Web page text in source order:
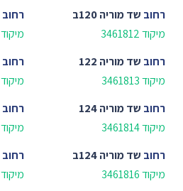
רחוב שד מוריה 120ב
מיקוד 3461812
רחוב
מיקוד 3461712
רחוב שד מוריה 122
מיקוד 3461813
רחוב
מיקוד 3461713
רחוב שד מוריה 124
מיקוד 3461814
רחוב
מיקוד 3461815
רחוב שד מוריה 124ב
מיקוד 3461816
רחוב
מיקוד 3461714